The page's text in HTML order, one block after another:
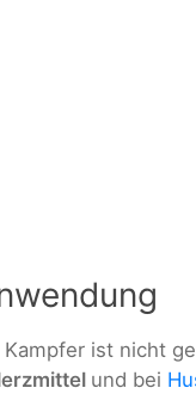
ist nicht
und bei